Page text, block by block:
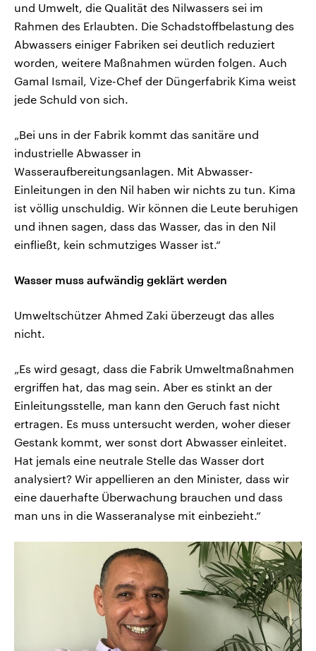
und Umwelt, die Qualität des Nilwassers sei im
Rahmen des Erlaubten. Die Schadstoffbelastung des
Abwassers einiger Fabriken sei deutlich reduziert
worden, weitere Maßnahmen würden folgen. Auch
Gamal Ismail, Vize-Chef der Düngerfabrik Kima weist
jede Schuld von sich.
„Bei uns in der Fabrik kommt das sanitäre und
industrielle Abwasser in
Wasseraufbereitungsanlagen. Mit Abwasser-
Einleitungen in den Nil haben wir nichts zu tun. Kima
ist völlig unschuldig. Wir können die Leute beruhigen
und ihnen sagen, dass das Wasser, das in den Nil
einfließt, kein schmutziges Wasser ist.“
Wasser muss aufwändig geklärt werden
Umweltschützer Ahmed Zaki überzeugt das alles
nicht.
„Es wird gesagt, dass die Fabrik Umweltmaßnahmen
ergriffen hat, das mag sein. Aber es stinkt an der
Einleitungsstelle, man kann den Geruch fast nicht
ertragen. Es muss untersucht werden, woher dieser
Gestank kommt, wer sonst dort Abwasser einleitet.
Hat jemals eine neutrale Stelle das Wasser dort
analysiert? Wir appellieren an den Minister, dass wir
eine dauerhafte Überwachung brauchen und dass
man uns in die Wasseranalyse mit einbezieht.“